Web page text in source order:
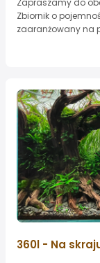
Zbiornik o
zaaranżowany na
360l - Na